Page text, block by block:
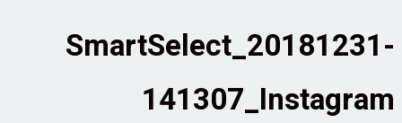
SmartSelect_20181231-
141307_Instagram